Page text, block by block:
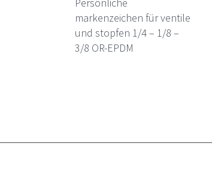
markenzeichen für ventile
und stopfen 1/4 – 1/8 –
3/8 OR-EPDM